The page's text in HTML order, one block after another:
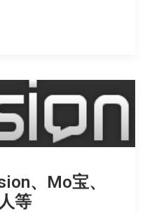
、Mo宝、
等